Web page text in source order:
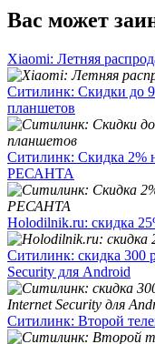
Вас может
Xiaomi: Летняя
Ситилинк: Скидки до
планшетов
Ситилинк: Скидка 2%
РЕСАНТА
Holodilnik.ru: скидка
Ситилинк: скидка 300
Security для Android
Ситилинк: Второй